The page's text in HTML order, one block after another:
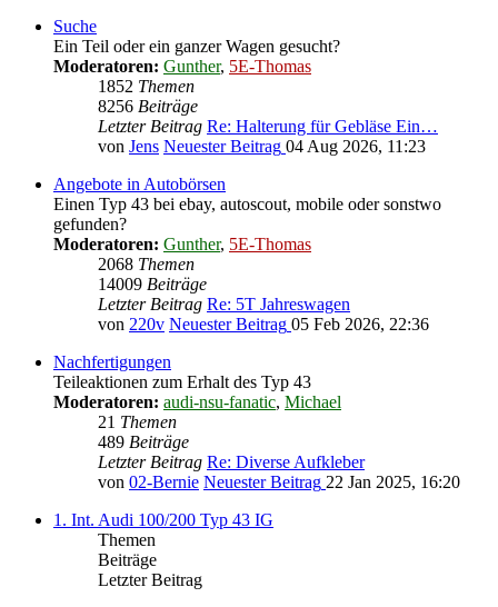
Suche
Ein Teil oder ein ganzer Wagen gesucht?
Moderatoren: Gunther, 5E-Thomas
1852 Themen
8256 Beiträge
Letzter Beitrag Re: Halterung für Gebläse Ein…
von Jens Neuester Beitrag 04 Aug 2026, 11:23
Angebote in Autobörsen
Einen Typ 43 bei ebay, autoscout, mobile oder sonstwo
gefunden?
Moderatoren: Gunther, 5E-Thomas
2068 Themen
14009 Beiträge
Letzter Beitrag Re: 5T Jahreswagen
von 220v Neuester Beitrag 05 Feb 2026, 22:36
Nachfertigungen
Teileaktionen zum Erhalt des Typ 43
Moderatoren: audi-nsu-fanatic, Michael
21 Themen
489 Beiträge
Letzter Beitrag Re: Diverse Aufkleber
von 02-Bernie Neuester Beitrag 22 Jan 2025, 16:20
1. Int. Audi 100/200 Typ 43 IG
Themen
Beiträge
Letzter Beitrag